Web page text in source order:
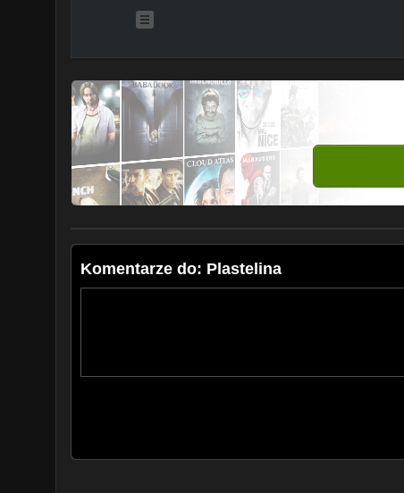
Komentarze do: Plastelina